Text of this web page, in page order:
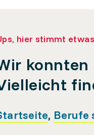
hier stimmt
, Berufe